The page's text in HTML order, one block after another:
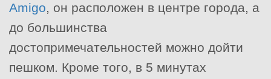
Amigo, он расположен в центре города, а
до большинства
достопримечательностей можно дойти
пешком. Кроме того, в 5 минутах